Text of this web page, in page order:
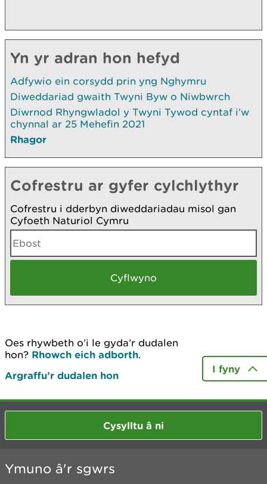
Yn yr adran hon hefyd
Adfywio ein corsydd prin yng Nghymru
Diweddariad gwaith Twyni Byw o Niwbwrch
Diwrnod Rhyngwladol y Twyni Tywod cyntaf i’w
chynnal ar 25 Mehefin 2021
Rhagor
Cofrestru ar gyfer cylchlythyr
Cofrestru i dderbyn diweddariadau misol gan
Cyfoeth Naturiol Cymru
Oes rhywbeth o’i le gyda’r dudalen
hon? Rhowch eich adborth.
Argraffu’r dudalen hon
I fyny
Cysylltu â ni
Ymuno â'r sgwrs